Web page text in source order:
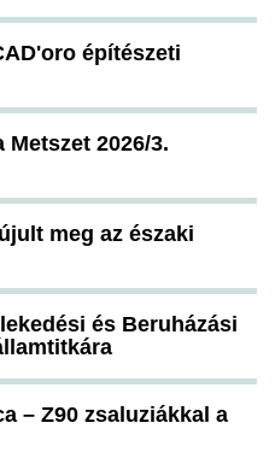
építészeti
2026/3.
meg az északi
és Beruházási
– Z90 zsaluziákkal a